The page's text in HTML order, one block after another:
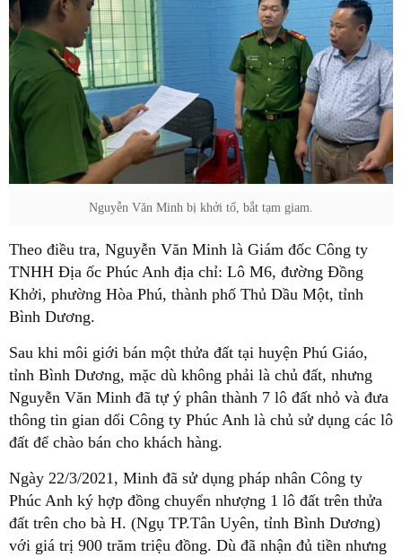
Nguyễn Văn Minh bị khởi tố, bắt tạm giam.
Theo điều tra, Nguyễn Văn Minh là Giám đốc Công ty
TNHH Địa ốc Phúc Anh địa chỉ: Lô M6, đường Đồng
Khởi, phường Hòa Phú, thành phố Thủ Dầu Một, tỉnh
Bình Dương.
Sau khi môi giới bán một thửa đất tại huyện Phú Giáo,
tỉnh Bình Dương, mặc dù không phải là chủ đất, nhưng
Nguyễn Văn Minh đã tự ý phân thành 7 lô đất nhỏ và đưa
thông tin gian dối Công ty Phúc Anh là chủ sử dụng các lô
đất để chào bán cho khách hàng.
Ngày 22/3/2021, Minh đã sử dụng pháp nhân Công ty
Phúc Anh ký hợp đồng chuyển nhượng 1 lô đất trên thửa
đất trên cho bà H. (Ngụ TP.Tân Uyên, tỉnh Bình Dương)
với giá trị 900 trăm triệu đồng. Dù đã nhận đủ tiền nhưng